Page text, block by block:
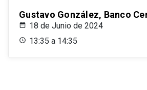
Gustavo González, Banco
18 de Junio de 2024
13:35 a 14:35